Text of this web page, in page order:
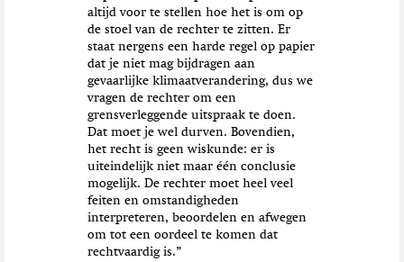
altijd voor te stellen hoe het is om op
de stoel van de rechter te zitten. Er
staat nergens een harde regel op papier
dat je niet mag bijdragen aan
gevaarlijke klimaatverandering, dus we
vragen de rechter om een
grensverleggende uitspraak te doen.
Dat moet je wel durven. Bovendien,
het recht is geen wiskunde: er is
uiteindelijk niet maar één conclusie
mogelijk. De rechter moet heel veel
feiten en omstandigheden
interpreteren, beoordelen en afwegen
om tot een oordeel te komen dat
rechtvaardig is.”